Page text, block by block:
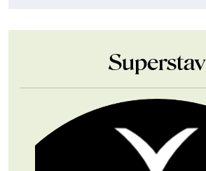
Superstav